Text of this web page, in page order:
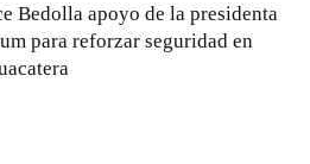
Bedolla apoyo de la presidenta
para reforzar seguridad en